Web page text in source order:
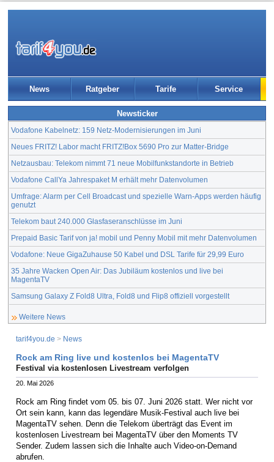
News Ratgeber Tarife Service
Newsticker
Vodafone Kabelnetz: 159 Netz-Modernisierungen im Juni
Neues FRITZ! Labor macht FRITZ!Box 5690 Pro zur Matter-Bridge
Netzausbau: Telekom nimmt 71 neue Mobilfunkstandorte in Betrieb
Vodafone CallYa Jahrespaket M erhält mehr Datenvolumen
Umfrage: Alarm per Cell Broadcast und spezielle Warn-Apps werden häufig
genutzt
Telekom baut 240.000 Glasfaseranschlüsse im Juni
Prepaid Basic Tarif von ja! mobil und Penny Mobil mit mehr Datenvolumen
Vodafone: Neue GigaZuhause 50 Kabel und DSL Tarife für 29,99 Euro
35 Jahre Wacken Open Air: Das Jubiläum kostenlos und live bei
MagentaTV
Samsung Galaxy Z Fold8 Ultra, Fold8 und Flip8 offiziell vorgestellt
Weitere News
tarif4you.de > News
Rock am Ring live und kostenlos bei MagentaTV
Festival via kostenlosen Livestream verfolgen
20. Mai 2026
Rock am Ring findet vom 05. bis 07. Juni 2026 statt. Wer nicht vor
Ort sein kann, kann das legendäre Musik-Festival auch live bei
MagentaTV sehen. Denn die Telekom überträgt das Event im
kostenlosen Livestream bei MagentaTV über den Moments TV
Sender. Zudem lassen sich die Inhalte auch Video-on-Demand
abrufen.